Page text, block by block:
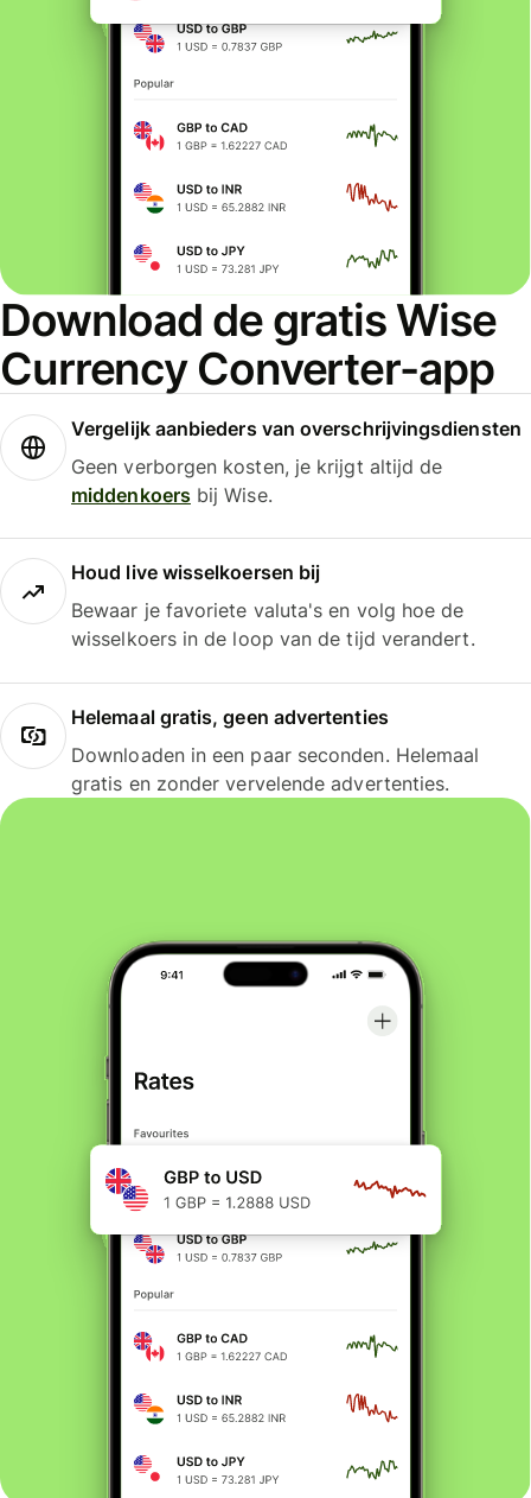
Download de gratis Wise
Currency Converter-app
Vergelijk aanbieders van overschrijvingsdiensten
Geen verborgen kosten, je krijgt altijd de
middenkoersbij Wise.
Houd live wisselkoersen bij
Bewaar je favoriete valuta's en volg hoe de
wisselkoers in de loop van de tijd verandert.
Helemaal gratis, geen advertenties
Downloaden in een paar seconden. Helemaal
gratis en zonder vervelende advertenties.